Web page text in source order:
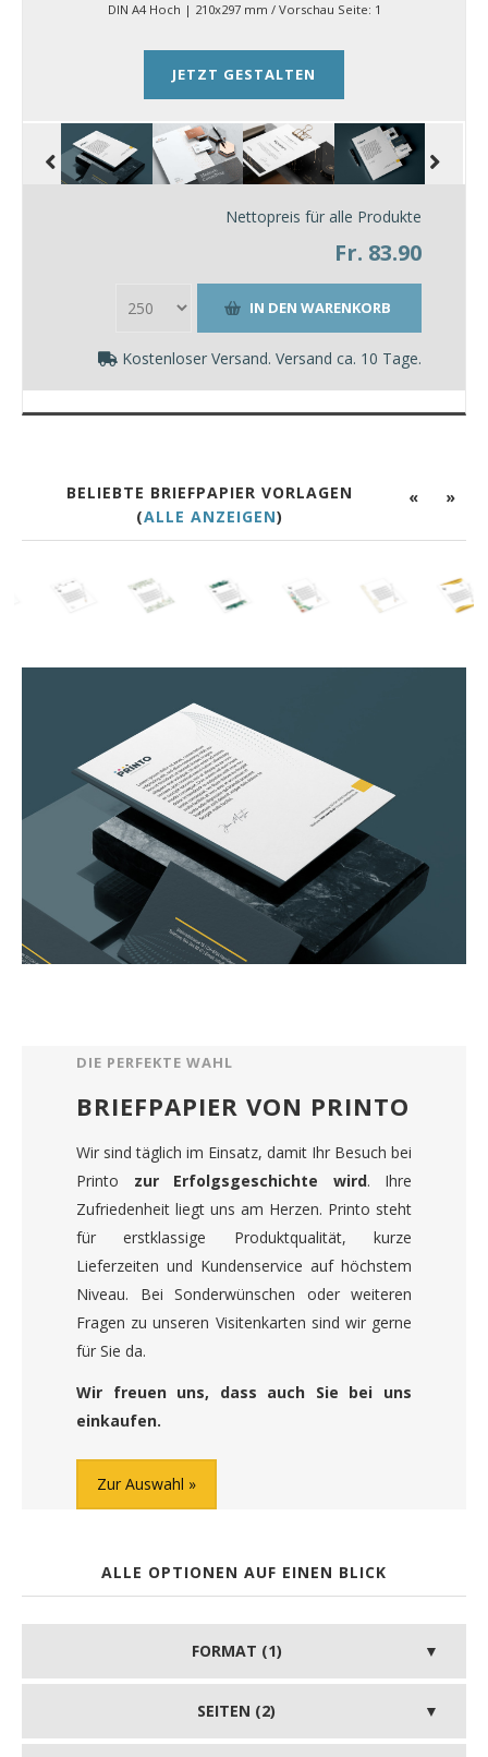
DIN A4 Hoch | 210x297 mm / Vorschau Seite: 1
JETZT GESTALTEN
Nettopreis für alle Produkte
Fr. 83.90
Kostenloser Versand. Versand ca. 10 Tage.
« »
BELIEBTE BRIEFPAPIER VORLAGEN
(ALLE ANZEIGEN)
DIE PERFEKTE WAHL
BRIEFPAPIER VON PRINTO
Wir sind täglich im Einsatz, damit Ihr Besuch bei
Printo zur Erfolgsgeschichte wird. Ihre
Zufriedenheit liegt uns am Herzen. Printo steht
für erstklassige Produktqualität, kurze
Lieferzeiten und Kundenservice auf höchstem
Niveau. Bei Sonderwünschen oder weiteren
Fragen zu unseren Visitenkarten sind wir gerne
für Sie da.
Wir freuen uns, dass auch Sie bei uns
einkaufen.
Zur Auswahl
ALLE OPTIONEN AUF EINEN BLICK
FORMAT (1)
SEITEN (2)